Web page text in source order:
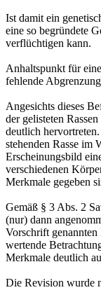
Ist damit ein
eine so begründete
verflüchtigen kann.
Anhaltspunkt für
fehlende
Angesichts dieses
der gelisteten
deutlich
stehenden Rasse im
Erscheinungsbild
verschiedenen
Merkmale gegeben
Gemäß § 3 Abs. 2
(nur) dann
Vorschrift
wertende
Merkmale deutlich
Die Revision wurde